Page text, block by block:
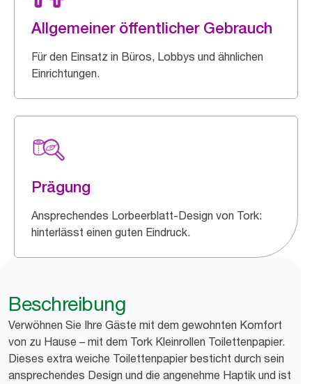
Allgemeiner öffentlicher Gebrauch
Für den Einsatz in Büros, Lobbys und ähnlichen
Einrichtungen.
Prägung
Ansprechendes Lorbeerblatt-Design von Tork:
hinterlässt einen guten Eindruck.
Beschreibung
Verwöhnen Sie Ihre Gäste mit dem gewohnten Komfort
von zu Hause – mit dem Tork Kleinrollen Toilettenpapier.
Dieses extra weiche Toilettenpapier besticht durch sein
ansprechendes Design und die angenehme Haptik und ist